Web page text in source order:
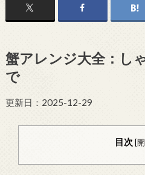
蟹アレンジ大全：し
で
更新日：2025-12-29
目次 [